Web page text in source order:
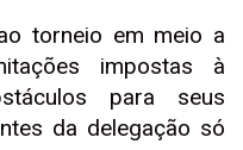
torneio em meio a
impostas à
para seus
da delegação só